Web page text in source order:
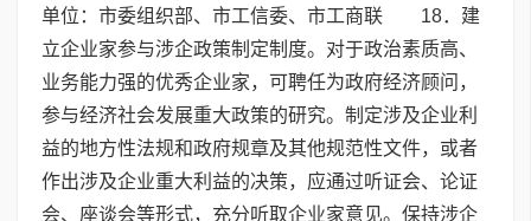
单位：市委组织部、市工信委、市工商联 18．建
立企业家参与涉企政策制定制度。对于政治素质高、
业务能力强的优秀企业家，可聘任为政府经济顾问，
参与经济社会发展重大政策的研究。制定涉及企业利
益的地方性法规和政府规章及其他规范性文件，或者
作出涉及企业重大利益的决策，应通过听证会、论证
会、座谈会等形式，充分听取企业家意见。保持涉企